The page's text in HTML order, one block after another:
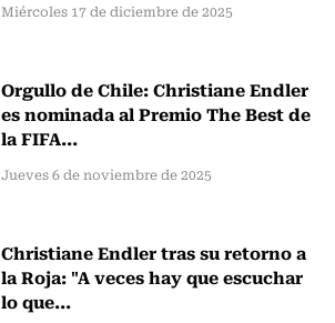
Miércoles 17 de diciembre de 2025
Orgullo de Chile: Christiane Endler
es nominada al Premio The Best de
la FIFA...
Jueves 6 de noviembre de 2025
Christiane Endler tras su retorno a
la Roja: "A veces hay que escuchar
lo que...